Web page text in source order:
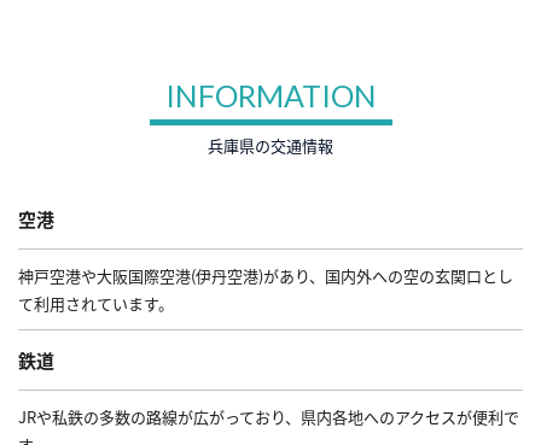
INFORMATION
兵庫県の交通情報
空港
神戸空港や大阪国際空港(伊丹空港)があり、国内外への空の玄関口とし
て利用されています。
鉄道
JRや私鉄の多数の路線が広がっており、県内各地へのアクセスが便利で